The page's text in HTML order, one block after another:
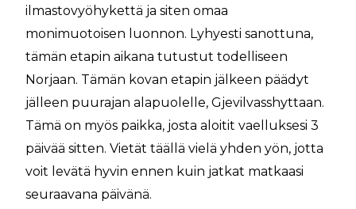
ilmastovyöhykettä ja siten omaa
monimuotoisen luonnon. Lyhyesti sanottuna,
tämän etapin aikana tutustut todelliseen
Norjaan. Tämän kovan etapin jälkeen päädyt
jälleen puurajan alapuolelle, Gjevilvasshyttaan.
Tämä on myös paikka, josta aloitit vaelluksesi 3
päivää sitten. Vietät täällä vielä yhden yön, jotta
voit levätä hyvin ennen kuin jatkat matkaasi
seuraavana päivänä.